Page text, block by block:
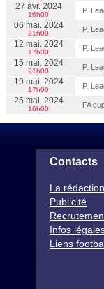
27 avr. 2024
16h00 P.
06 mai. 2024
21h00 P.
12 mai. 2024
17h30 P.
15 mai. 2024
21h00 P.
19 mai. 2024
17h00 P.
25 mai. 2024
16h00 FA
Contacts
La rédaction
Publicité
Infos
Liens